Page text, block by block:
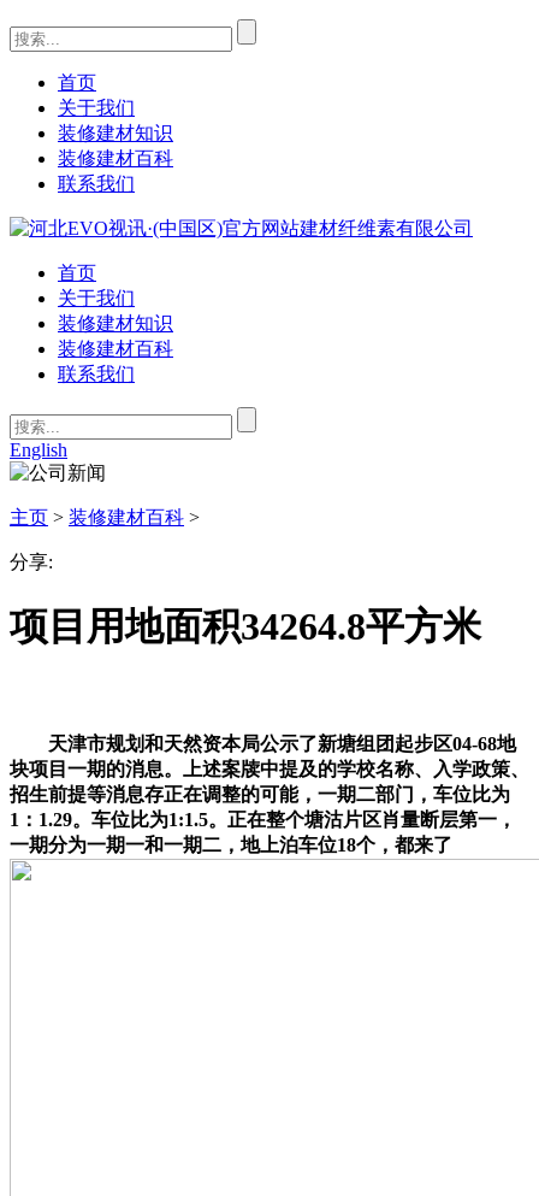
首页
关于我们
装修建材知识
装修建材百科
联系我们
首页
关于我们
装修建材知识
装修建材百科
联系我们
English
主页 > 装修建材百科 >
分享:
项目用地面积34264.8平方米
天津市规划和天然资本局公示了新塘组团起步区04-68地
块项目一期的消息。上述案牍中提及的学校名称、入学政策、
招生前提等消息存正在调整的可能，一期二部门，车位比为
1：1.29。车位比为1:1.5。正在整个塘沽片区肖量断层第一，
一期分为一期一和一期二，地上泊车位18个，都来了